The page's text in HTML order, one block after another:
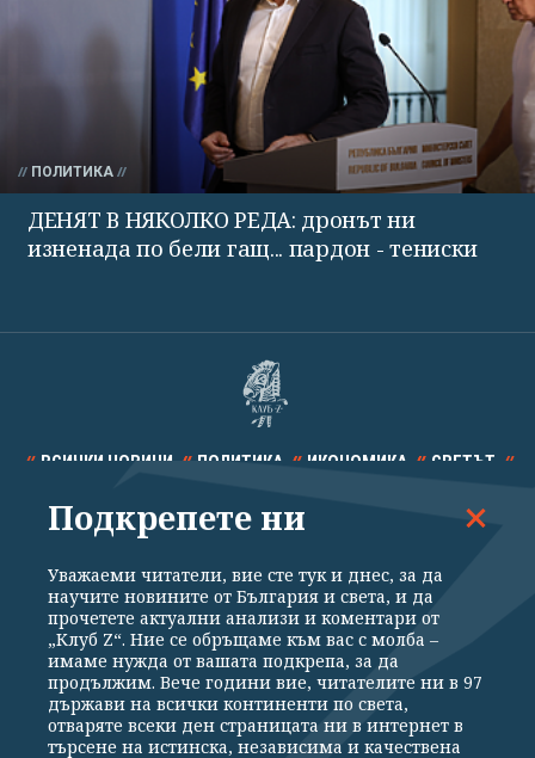
ПОЛИТИКА
ДЕНЯТ В НЯКОЛКО РЕДА: дронът ни
изненада по бели гащ... пардон - тениски
ВСИЧКИ НОВИНИ ПОЛИТИКА ИКОНОМИКА СВЕТЪТ
СПОРТ КУЛТУРА ТЕХНОЛОГИИ КАЛЕЙДОСКОП
Общи условия
Политика за поверителност
Реклама
Партньори Контакти
За Клуб Z
Подкрепете ни
Уважаеми читатели, вие сте тук и днес, за да
научите новините от България и света, и да
прочетете актуални анализи и коментари от
„Клуб Z“. Ние се обръщаме към вас с молба –
имаме нужда от вашата подкрепа, за да
продължим. Вече години вие, читателите ни в 97
държави на всички континенти по света,
отваряте всеки ден страницата ни в интернет в
търсене на истинска, независима и качествена